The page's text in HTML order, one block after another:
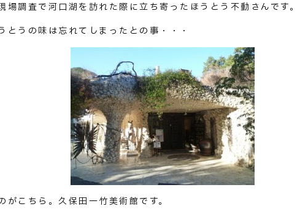
場調査で河口湖を訪れた際に立ち寄ったほうとう不動さんです。
とうの味は忘れてしまったとの事・・・
がこちら。久保田一竹美術館です。